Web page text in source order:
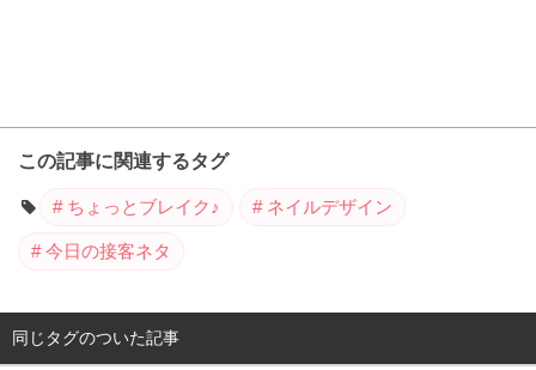
この記事に関連するタグ
ちょっとブレイク♪ ネイルデザイン
今日の接客ネタ
同じタグのついた記事